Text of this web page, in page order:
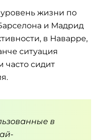
жизни по
и Мадрид
в Наварре,
ситуация
сидит
в